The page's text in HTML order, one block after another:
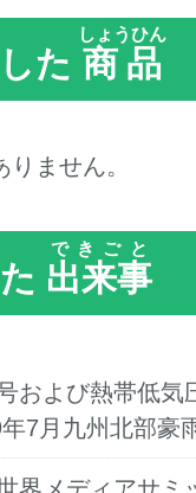
した 商品
しょうひん
ません。
出来事
できごと
および熱帯低気
7月九州北部豪